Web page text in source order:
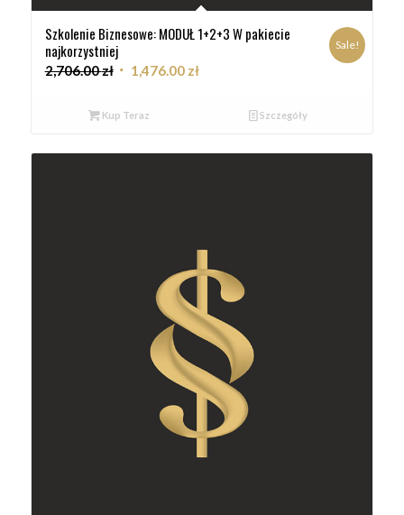
Szkolenie Biznesowe: MODUŁ 1+2+3 W pakiecie
najkorzystniej
2,706.00zł 1,476.00 zł
Sale!
Kup Teraz Szczegóły